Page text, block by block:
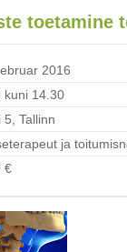
toetamine
2016
kuni 14.30
5, Tallinn
ja
€